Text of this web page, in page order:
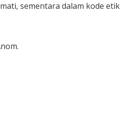
sementara dalam kode etik